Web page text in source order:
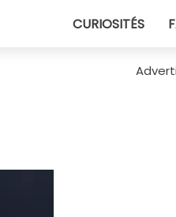
CURIOSITÉS